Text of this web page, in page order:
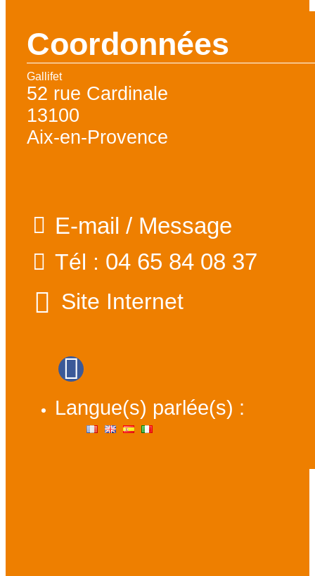
Coordonnées
Gallifet
52 rue Cardinale
13100
Aix-en-Provence
E-mail / Message
Tél : 04 65 84 08 37
Site Internet
Langue(s) parlée(s) :